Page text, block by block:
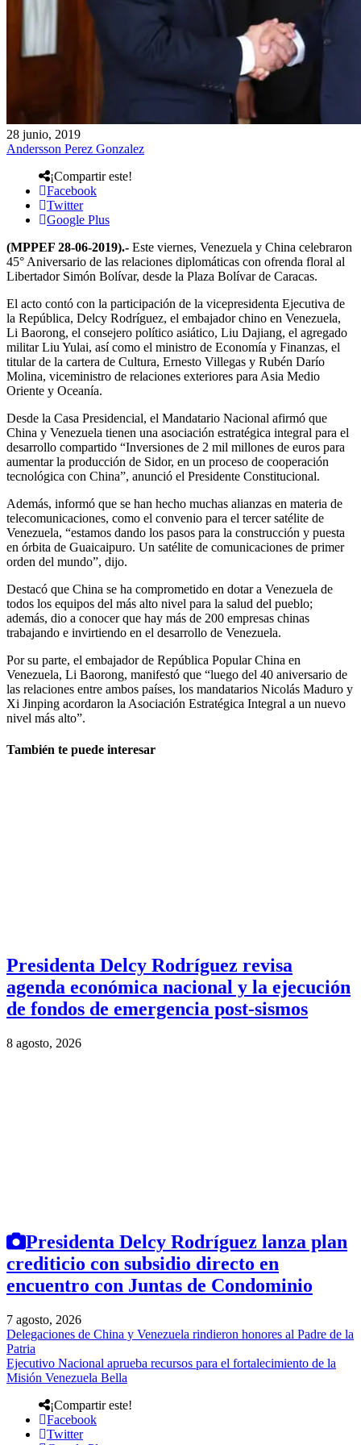
28 junio, 2019
Andersson Perez Gonzalez
¡Compartir este!
Facebook
Twitter
Google Plus
(MPPEF 28-06-2019).- Este viernes, Venezuela y China celebraron
45° Aniversario de las relaciones diplomáticas con ofrenda floral al
Libertador Simón Bolívar, desde la Plaza Bolívar de Caracas.
El acto contó con la participación de la vicepresidenta Ejecutiva de
la República, Delcy Rodríguez, el embajador chino en Venezuela,
Li Baorong, el consejero político asiático, Liu Dajiang, el agregado
militar Liu Yulai, así como el ministro de Economía y Finanzas, el
titular de la cartera de Cultura, Ernesto Villegas y Rubén Darío
Molina, viceministro de relaciones exteriores para Asia Medio
Oriente y Oceanía.
Desde la Casa Presidencial, el Mandatario Nacional afirmó que
China y Venezuela tienen una asociación estratégica integral para el
desarrollo compartido “Inversiones de 2 mil millones de euros para
aumentar la producción de Sidor, en un proceso de cooperación
tecnológica con China”, anunció el Presidente Constitucional.
Además, informó que se han hecho muchas alianzas en materia de
telecomunicaciones, como el convenio para el tercer satélite de
Venezuela, “estamos dando los pasos para la construcción y puesta
en órbita de Guaicaipuro. Un satélite de comunicaciones de primer
orden del mundo”, dijo.
Destacó que China se ha comprometido en dotar a Venezuela de
todos los equipos del más alto nivel para la salud del pueblo;
además, dio a conocer que hay más de 200 empresas chinas
trabajando e invirtiendo en el desarrollo de Venezuela.
Por su parte, el embajador de República Popular China en
Venezuela, Li Baorong, manifestó que “luego del 40 aniversario de
las relaciones entre ambos países, los mandatarios Nicolás Maduro y
Xi Jinping acordaron la Asociación Estratégica Integral a un nuevo
nivel más alto”.
También te puede interesar
Presidenta Delcy Rodríguez revisa
agenda económica nacional y la ejecución
de fondos de emergencia post-sismos
8 agosto, 2026
Presidenta Delcy Rodríguez lanza plan
crediticio con subsidio directo en
encuentro con Juntas de Condominio
7 agosto, 2026
Delegaciones de China y Venezuela rindieron honores al Padre de la
Patria
Ejecutivo Nacional aprueba recursos para el fortalecimiento de la
Misión Venezuela Bella
¡Compartir este!
Facebook
Twitter